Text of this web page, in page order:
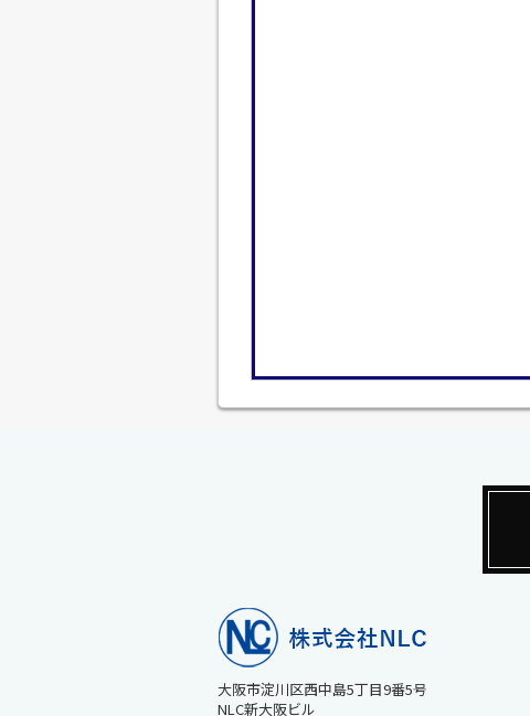
大阪市淀川区西中島5丁目9番5号
NLC新大阪ビル